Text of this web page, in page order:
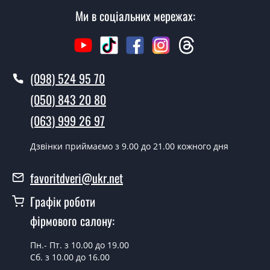
Скільки коштує викликати замірника?
Виклик замірника-консультанта коштує 500 грн.
дверей ТМ Фаворит?
Так робимо. Монтаж міжкімнатних дверей ТМ Фаворит
проводиться згідно з чергою, у всі дні крім неділі.
Скільки коштує встановлення дверей
Techno-12?
Вартість встановлення дверей Techno-12 - от 1800
Можна на сьогодні викликати
замірника?
Так можна.
Ми в соціальних мережах:
(098) 524 95 70
(050) 843 20 80
(063) 999 26 97
Дзвінки приймаємо з 9.00 до 21.00 кожного дня
favoritdveri@ukr.net
Графік роботи
фірмового салону:
Пн.- Пт. з 10.00 до 19.00
Сб. з 10.00 до 16.00